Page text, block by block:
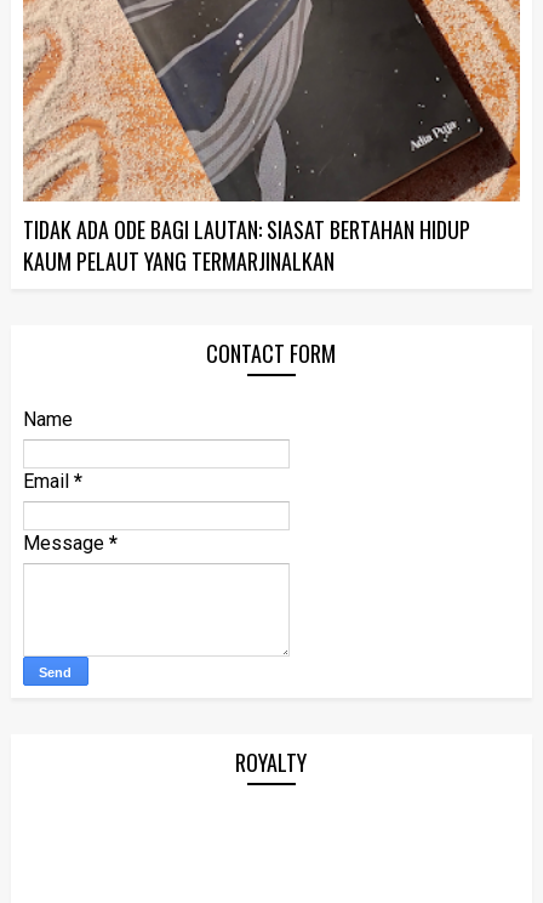
TIDAK ADA ODE BAGI LAUTAN: SIASAT BERTAHAN HIDUP
KAUM PELAUT YANG TERMARJINALKAN
CONTACT FORM
Name
Email *
Message *
ROYALTY